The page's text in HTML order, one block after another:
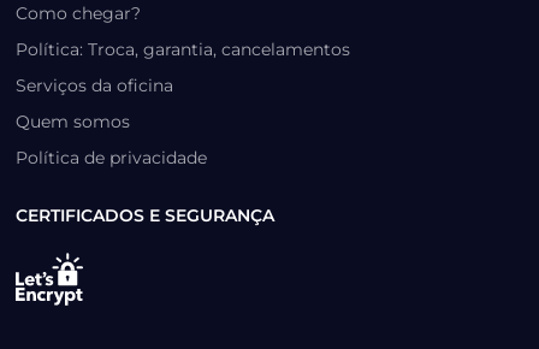
Como chegar?
Política: Troca, garantia, cancelamentos
Serviços da oficina
Quem somos
Política de privacidade
CERTIFICADOS E SEGURANÇA